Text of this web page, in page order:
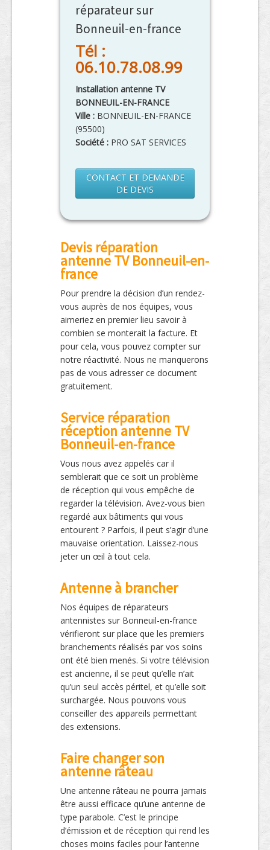
réparateur sur
Bonneuil-en-france
Tél :
06.10.78.08.99
Installation antenne TV
BONNEUIL-EN-FRANCE
Ville : BONNEUIL-EN-FRANCE
(95500)
Société : PRO SAT SERVICES
CONTACT ET DEMANDE
DE DEVIS
Devis réparation
antenne TV Bonneuil-en-
france
Pour prendre la décision d’un rendez-
vous auprès de nos équipes, vous
aimeriez en premier lieu savoir à
combien se monterait la facture. Et
pour cela, vous pouvez compter sur
notre réactivité. Nous ne manquerons
pas de vous adresser ce document
gratuitement.
Service réparation
réception antenne TV
Bonneuil-en-france
Vous nous avez appelés car il
semblerait que ce soit un problème
de réception qui vous empêche de
regarder la télévision. Avez-vous bien
regardé aux bâtiments qui vous
entourent ? Parfois, il peut s’agir d’une
mauvaise orientation. Laissez-nous
jeter un œil à tout cela.
Antenne à brancher
Nos équipes de réparateurs
antennistes sur Bonneuil-en-france
vérifieront sur place que les premiers
branchements réalisés par vos soins
ont été bien menés. Si votre télévision
est ancienne, il se peut qu’elle n’ait
qu’un seul accès péritel, et qu’elle soit
surchargée. Nous pouvons vous
conseiller des appareils permettant
des extensions.
Faire changer son
antenne râteau
Une antenne râteau ne pourra jamais
être aussi efficace qu’une antenne de
type parabole. C’est le principe
d’émission et de réception qui rend les
choses moins faciles pour l’antenne